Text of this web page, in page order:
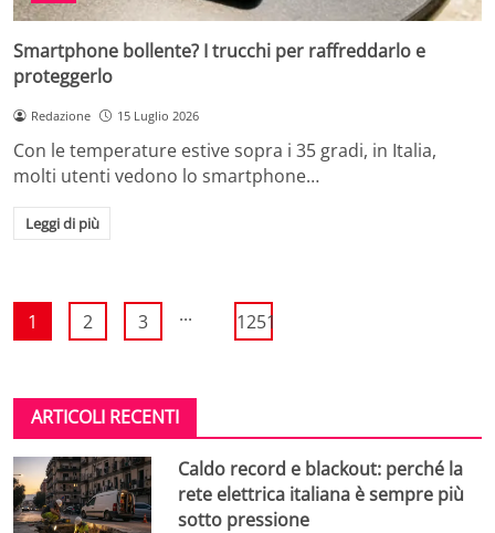
Smartphone bollente? I trucchi per raffreddarlo e
proteggerlo
Redazione 15 Luglio 2026
Con le temperature estive sopra i 35 gradi, in Italia,
molti utenti vedono lo smartphone…
Leggi di più
1 2 3 ... 1251
ARTICOLI RECENTI
Caldo record e blackout: perché la
rete elettrica italiana è sempre più
sotto pressione